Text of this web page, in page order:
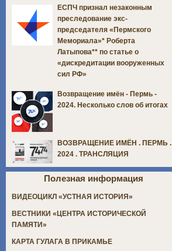
ЕСПЧ признал незаконным
преследование экс-
председателя «Пермского
Мемориала»* Роберта
Латыпова** по статье о
«дискредитации вооруженных
сил РФ»
Возвращение имён - Пермь -
2024. Несколько слов об итогах
ВОЗВРАЩЕНИЕ ИМЁН . ПЕРМЬ .
2024 . ТРАНСЛЯЦИЯ
Полезная информация
ВИДЕОЦИКЛ «УСТНАЯ ИСТОРИЯ»
ВЕСТНИКИ «ЦЕНТРА ИСТОРИЧЕСКОЙ
ПАМЯТИ»
КАРТА ГУЛАГА В ПРИКАМЬЕ